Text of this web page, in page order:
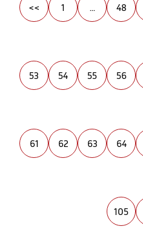
<< 1 ... 48
53 54 55 56
61 62 63 64
105